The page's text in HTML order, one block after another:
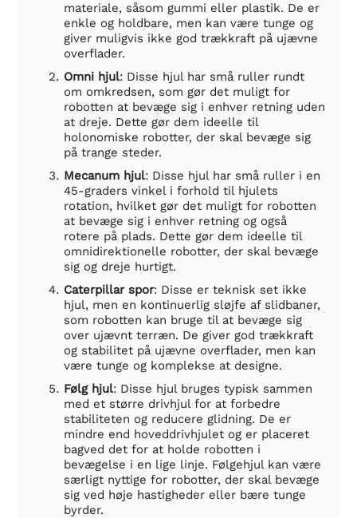
materiale, såsom gummi eller plastik. De er
enkle og holdbare, men kan være tunge og
giver muligvis ikke god trækkraft på ujævne
overflader.
Omni hjul: Disse hjul har små ruller rundt
om omkredsen, som gør det muligt for
robotten at bevæge sig i enhver retning uden
at dreje. Dette gør dem ideelle til
holonomiske robotter, der skal bevæge sig
på trange steder.
Mecanum hjul: Disse hjul har små ruller i en
45-graders vinkel i forhold til hjulets
rotation, hvilket gør det muligt for robotten
at bevæge sig i enhver retning og også
rotere på plads. Dette gør dem ideelle til
omnidirektionelle robotter, der skal bevæge
sig og dreje hurtigt.
Caterpillar spor: Disse er teknisk set ikke
hjul, men en kontinuerlig sløjfe af slidbaner,
som robotten kan bruge til at bevæge sig
over ujævnt terræn. De giver god trækkraft
og stabilitet på ujævne overflader, men kan
være tunge og komplekse at designe.
Følg hjul: Disse hjul bruges typisk sammen
med et større drivhjul for at forbedre
stabiliteten og reducere glidning. De er
mindre end hoveddrivhjulet og er placeret
bagved det for at holde robotten i
bevægelse i en lige linje. Følgehjul kan være
særligt nyttige for robotter, der skal bevæge
sig ved høje hastigheder eller bære tunge
byrder.